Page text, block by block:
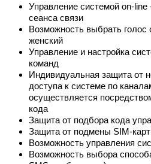
Управление системой on-
сеанса связи
Возможность выбрать
женский
Управление и настройка
команд
Индивидуальная защита от
доступа к системе по
осуществляется
кода
Защита от подбора кода
Защита от подмены SIM-
Возможность управления
Возможность выбора